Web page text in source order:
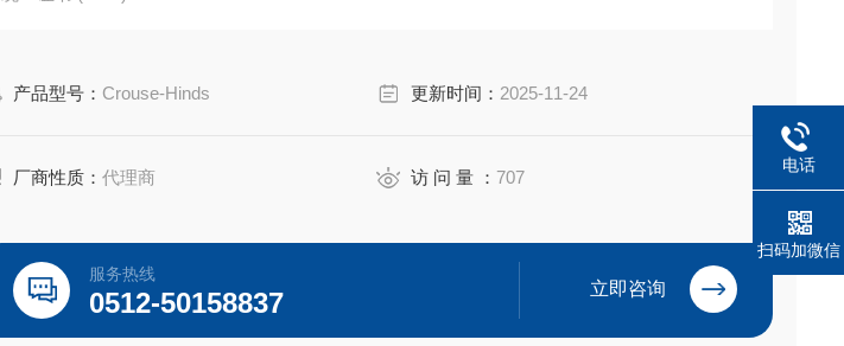
产品宽度:4.25 英寸
产品型号： Crouse-Hinds 更新时间： 2025-11-24
厂商性质：代理商 访 问 量 ： 707
服务热线
0512-50158837 立即咨询
电话
扫码加微信